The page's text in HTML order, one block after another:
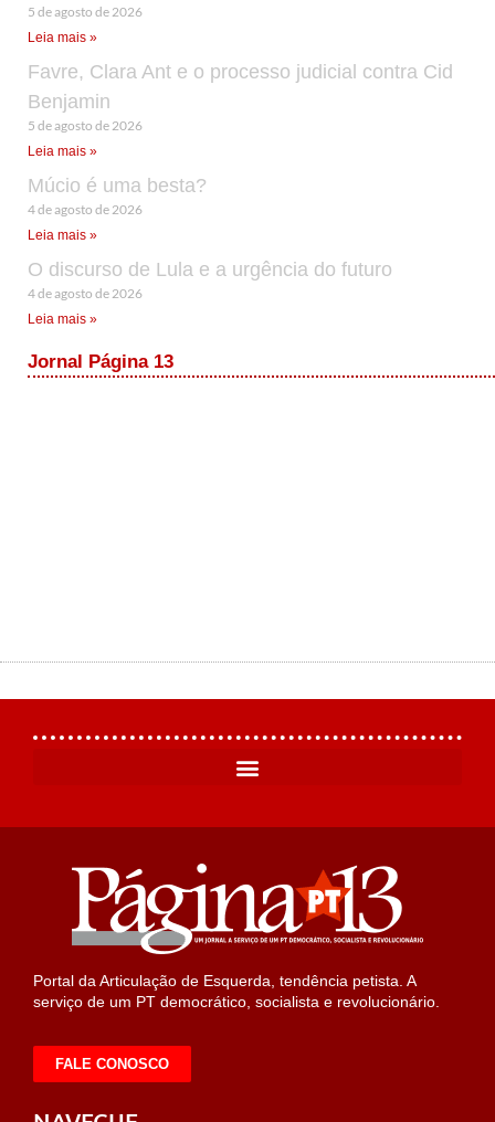
5 de agosto de 2026
Leia mais »
Favre, Clara Ant e o processo judicial contra Cid
Benjamin
5 de agosto de 2026
Leia mais »
Múcio é uma besta?
4 de agosto de 2026
Leia mais »
O discurso de Lula e a urgência do futuro
4 de agosto de 2026
Leia mais »
Jornal Página 13
Portal da Articulação de Esquerda, tendência petista. A
serviço de um PT democrático, socialista e revolucionário.
FALE CONOSCO